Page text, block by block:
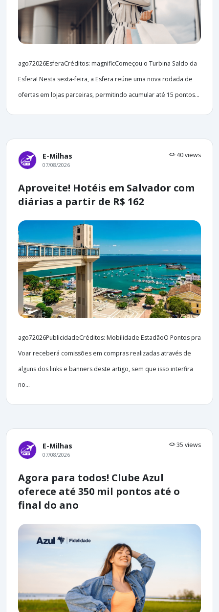
ago72026EsferaCréditos: magnificComeçou o Turbina Saldo da
Esfera! Nesta sexta-feira, a Esfera reúne uma nova rodada de
ofertas em lojas parceiras, permitindo acumular até 15 pontos...
E-Milhas 40 views
07/08/2026
Aproveite! Hotéis em Salvador com
diárias a partir de R$ 162
ago72026PublicidadeCréditos: Mobilidade EstadãoO Pontos pra
Voar receberá comissões em compras realizadas através de
alguns dos links e banners deste artigo, sem que isso interfira
no...
E-Milhas 35 views
07/08/2026
Agora para todos! Clube Azul
oferece até 350 mil pontos até o
final do ano